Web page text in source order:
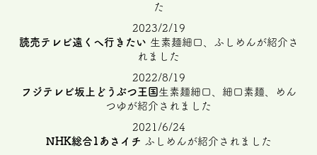
た
2023/2/19
読売テレビ遠くへ行きたい 生素麺細口、ふしめんが紹介さ
れました
2022/8/19
フジテレビ坂上どうぶつ王国生素麺細口、細口素麺、めん
つゆが紹介されました
2021/6/24
NHK総合1あさイチ
ふしめんが紹介されました